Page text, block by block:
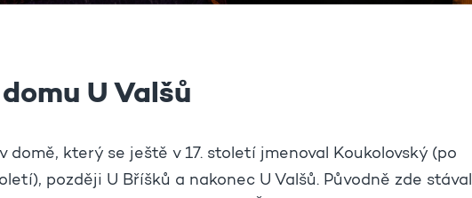
U Valšů
domě, který se ještě v 17. století jmenoval Koukolovský (po
později U Bříšků a nakonec U Valšů. Původně zde stával